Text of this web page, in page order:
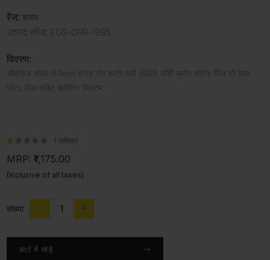
रेंज: शावर
विवरण:
1 समीक्षाएं
MRP: ₹1,175.00
(Inclusive of all taxes)
संख्या
कार्ट में जोड़ें